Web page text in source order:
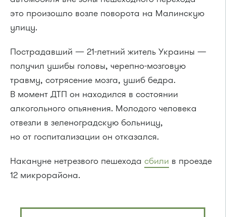
это произошло возле поворота на Малинскую
улицу.
Пострадавший — 21-летний житель Украины —
получил ушибы головы, черепно-мозговую
травму, сотрясение мозга, ушиб бедра.
В момент ДТП он находился в состоянии
алкогольного опьянения. Молодого человека
отвезли в зеленоградскую больницу,
но от госпитализации он отказался.
Накануне нетрезвого пешехода сбили в проезде
12 микрорайона.